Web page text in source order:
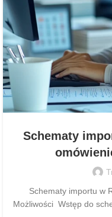
Schematy
Schematy importu w
Możliwości Wstęp do